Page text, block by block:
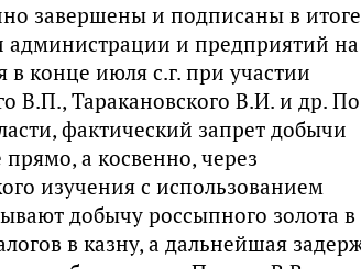
завершены и подписаны в итоге
администрации и предприятий на
конце июля с.г. при участии
В.П., Таракановского В.И. и др. По
фактический запрет добычи
а косвенно, через
изучения с использованием
добычу россыпного золота в
в казну, а дальнейшая